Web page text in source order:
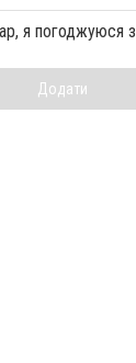
я погоджуюся з
Додати